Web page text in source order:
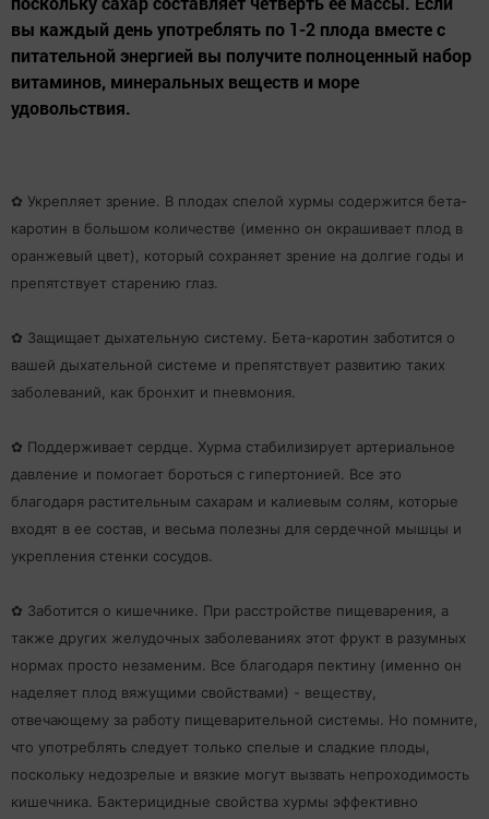
вы каждый день употреблять по 1-2 плода вместе с
питательной энергией вы получите полноценный набор
витаминов, минеральных веществ и море
удовольствия.
✿ Укрепляет зрение. В плодах спелой хурмы содержится бета-
каротин в большом количестве (именно он окрашивает плод в
оранжевый цвет), который сохраняет зрение на долгие годы и
препятствует старению глаз.
✿ Защищает дыхательную систему. Бета-каротин заботится о
вашей дыхательной системе и препятствует развитию таких
заболеваний, как бронхит и пневмония.
✿ Поддерживает сердце. Хурма стабилизирует артериальное
давление и помогает бороться с гипертонией. Все это
благодаря растительным сахарам и калиевым солям, которые
входят в ее состав, и весьма полезны для сердечной мышцы и
укрепления стенки сосудов.
✿ Заботится о кишечнике. При расстройстве пищеварения, а
также других желудочных заболеваниях этот фрукт в разумных
нормах просто незаменим. Все благодаря пектину (именно он
наделяет плод вяжущими свойствами) - веществу,
отвечающему за работу пищеварительной системы. Но помните,
что употреблять следует только спелые и сладкие плоды,
поскольку недозрелые и вязкие могут вызвать непроходимость
кишечника. Бактерицидные свойства хурмы эффективно